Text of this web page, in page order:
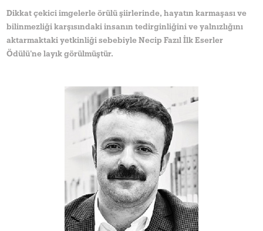
Dikkat çekici imgelerle örülü şiirlerinde, hayatın karmaşası ve
bilinmezliği karşısındaki insanın tedirginliğini ve yalnızlığını
aktarmaktaki yetkinliği sebebiyle Necip Fazıl İlk Eserler
Ödülü’ne layık görülmüştür.